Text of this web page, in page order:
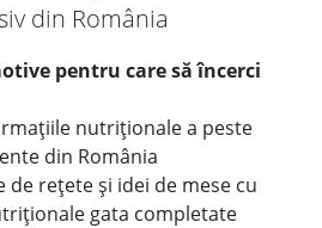
din România
pentru care să încerci
nutriționale a peste
din România
de rețete și idei de mese cu
gata completate